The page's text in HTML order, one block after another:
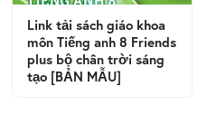
Link tải sách giáo khoa
môn Tiếng anh 8 Friends
plus bộ chân trời sáng
tạo [BẢN MẪU]